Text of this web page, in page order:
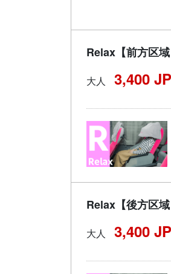
Relax【前方区
大人 3,400
Relax【後方区
大人 3,400